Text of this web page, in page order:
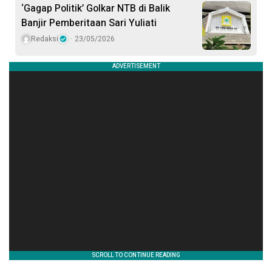
‘Gagap Politik’ Golkar NTB di Balik
Banjir Pemberitaan Sari Yuliati
Redaksi 23/05/2026